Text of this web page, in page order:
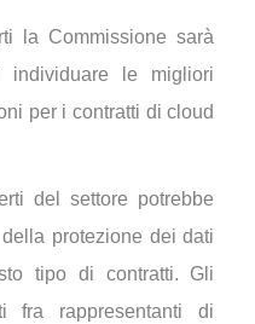
la Commissione sarà
individuare le migliori
per i contratti di cloud
del settore potrebbe
protezione dei dati
tipo di contratti. Gli
fra rappresentanti di